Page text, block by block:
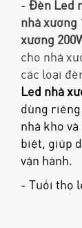
- Đèn Led
nhà xưởng
xưởng
cho nhà
các loại
Led nhà
dùng riêng
nhà kho
biệt, giúp
vận hành.
- Tuổi thọ